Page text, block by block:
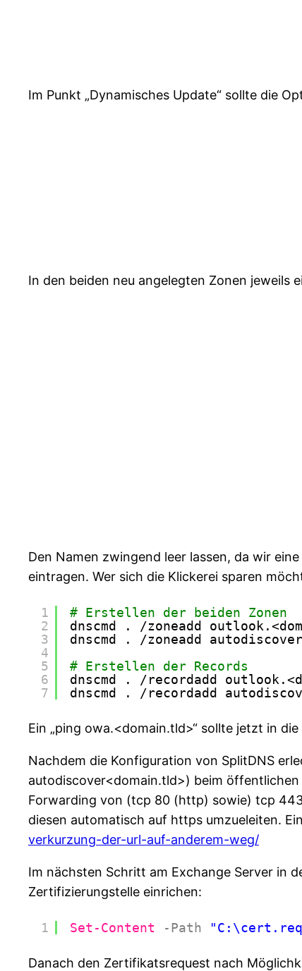
Im Punkt „Dynamisches Update“ sollte die
In den beiden neu angelegten Zonen jeweils
Den Namen zwingend leer lassen, da wir
eintragen. Wer sich die Klickerei sparen
1
2
3
4
5
6
7
# Erstellen der beiden Zonen
dnscmd . /zoneadd
dnscmd . /zoneadd
# Erstellen der Records
dnscmd . /recordadd
dnscmd . /recordadd
Ein „ping owa.<domain.tld>“ sollte jetzt in
Nachdem die Konfiguration von SplitDNS
autodiscover<domain.tld>) beim
Forwarding von (tcp 80 (http) sowie) tcp
diesen automatisch auf https umzueleiten.
verkurzung-der-url-auf-anderem-weg/
Im nächsten Schritt am Exchange Server in
Zertifizierungstelle einrichen:
1 Set-Content -Path
Danach den Zertifikatsrequest nach